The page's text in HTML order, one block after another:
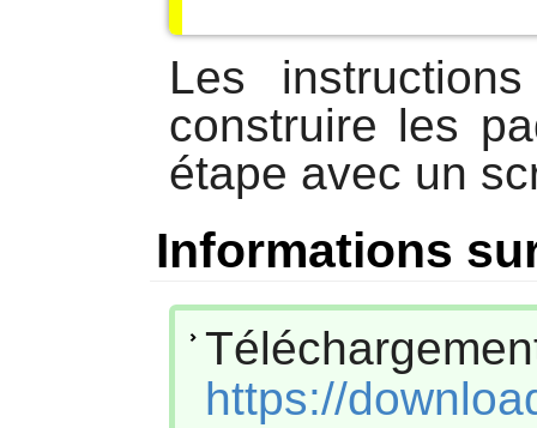
Les
construire les
étape avec un
Informations
https://